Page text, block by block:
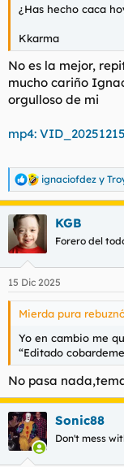
¿Has hecho caca
Kkarma
No es la mejor,
mucho cariño
orgulloso de mi
mp4:
R
e
a
c
c
i
e
s
ignaciofdez y
KGB
Forero del
15 Dic 2025
Mierda pura
Yo en cambio me
“Editado
No pasa
Sonic88
Don't mess